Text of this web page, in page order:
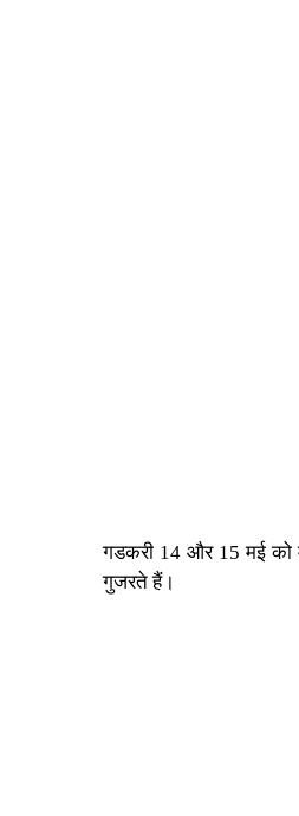
गडकरी 14 और 15 मई को
गुजरते हैं।